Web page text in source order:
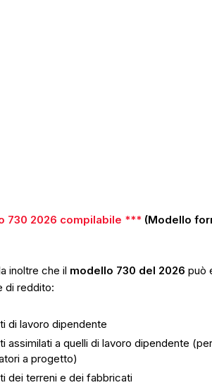
730 2026 compilabile *** (Modello
inoltre che il modello 730 del 2026 può
di reddito:
di lavoro dipendente
assimilati a quelli di lavoro dipendente
a progetto)
dei terreni e dei fabbricati